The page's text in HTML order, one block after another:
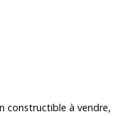
Estimation